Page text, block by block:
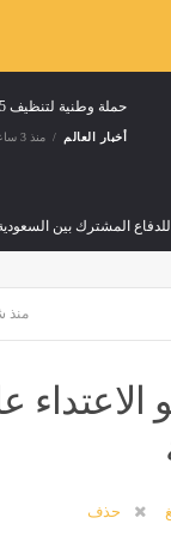
حملة وطنية لتنظيف 45 ميناء و ملجأ صيد عبر مختلف الولايات الساحلية
أخبار العالم منذ 3 ساعات
للدفاع المشترك بين
منذ
حذف